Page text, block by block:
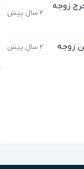
زوجه
۲ سال پیش
زوجه ۲ سال پیش